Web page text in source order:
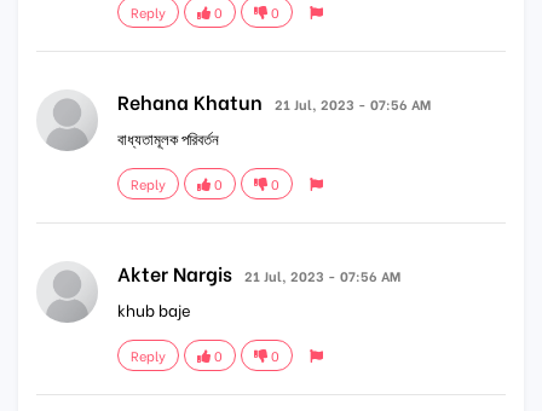
Reply 0 0
Rehana Khatun 21 Jul, 2023 - 07:56 AM
বাধ্যতামূলক পরিবর্তন
Reply 0 0
Akter Nargis 21 Jul, 2023 - 07:56 AM
khub baje
Reply 0 0